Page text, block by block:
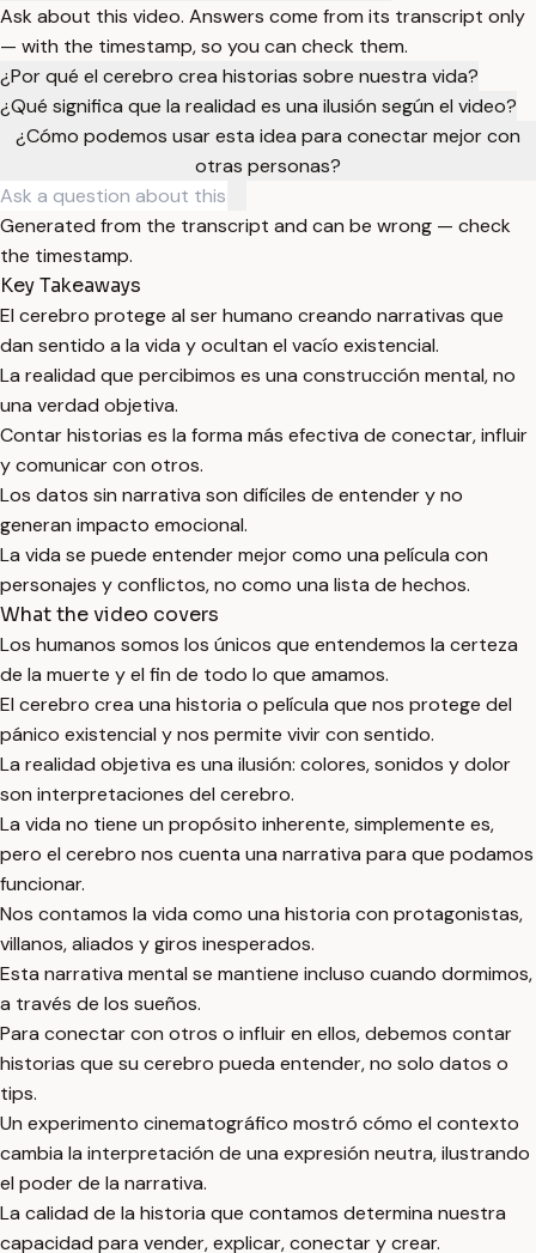
Ask about this video. Answers come from its transcript only
— with the timestamp, so you can check them.
¿Por qué el cerebro crea historias sobre nuestra vida?
¿Qué significa que la realidad es una ilusión según el video?
¿Cómo podemos usar esta idea para conectar mejor con
otras personas?
Generated from the transcript and can be wrong — check
the timestamp.
Key Takeaways
El cerebro protege al ser humano creando narrativas que
dan sentido a la vida y ocultan el vacío existencial.
La realidad que percibimos es una construcción mental, no
una verdad objetiva.
Contar historias es la forma más efectiva de conectar, influir
y comunicar con otros.
Los datos sin narrativa son difíciles de entender y no
generan impacto emocional.
La vida se puede entender mejor como una película con
personajes y conflictos, no como una lista de hechos.
What the video covers
Los humanos somos los únicos que entendemos la certeza
de la muerte y el fin de todo lo que amamos.
El cerebro crea una historia o película que nos protege del
pánico existencial y nos permite vivir con sentido.
La realidad objetiva es una ilusión: colores, sonidos y dolor
son interpretaciones del cerebro.
La vida no tiene un propósito inherente, simplemente es,
pero el cerebro nos cuenta una narrativa para que podamos
funcionar.
Nos contamos la vida como una historia con protagonistas,
villanos, aliados y giros inesperados.
Esta narrativa mental se mantiene incluso cuando dormimos,
a través de los sueños.
Para conectar con otros o influir en ellos, debemos contar
historias que su cerebro pueda entender, no solo datos o
tips.
Un experimento cinematográfico mostró cómo el contexto
cambia la interpretación de una expresión neutra, ilustrando
el poder de la narrativa.
La calidad de la historia que contamos determina nuestra
capacidad para vender, explicar, conectar y crear.